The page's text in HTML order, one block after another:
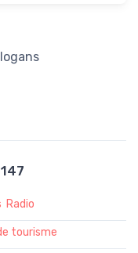
Radio
tourisme